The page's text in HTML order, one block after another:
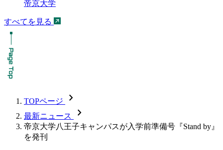
帝京大学
すべてを見る
TOPページ chevron_forward
最新ニュース chevron_forward
帝京大学八王子キャンパスが入学前準備号『Stand by』
を発刊